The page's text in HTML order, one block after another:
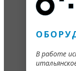
В работе